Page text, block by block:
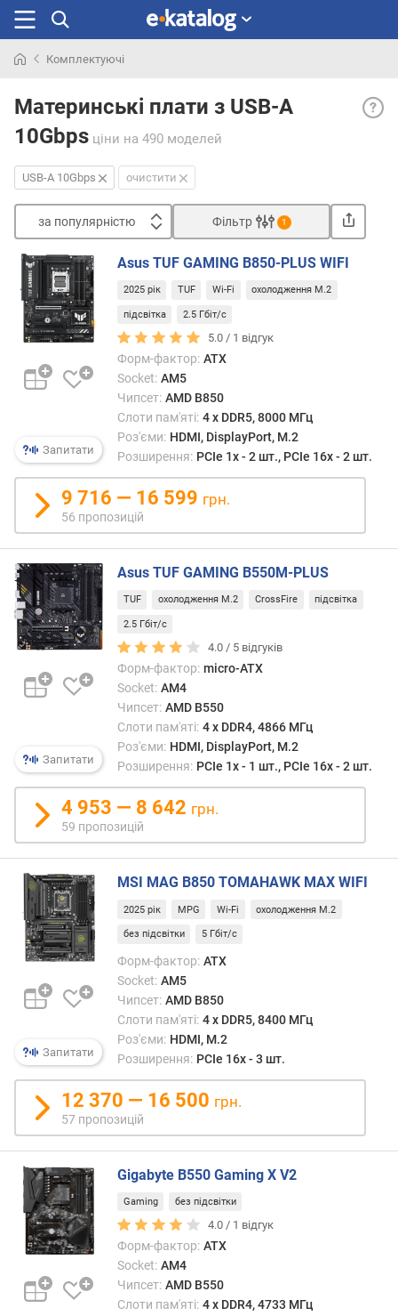
раніше
Комплектуючі
Материнські плати з USB-A
10Gbps ціни на 490 моделей
USB-
A
про
порти
типу
А
USB
і
USB-A 10Gbps очистити
за популярністю
з
а
п
о
у
л
н
і
с
т
ю
в
і
д
д
е
ш
в
о
д
р
и
х
в
і
д
д
о
г
и
х
д
о
д
е
ш
е
в
и
з
Фільтр 1
Запитати
Asus TUF GAMING B850-PLUS WIFI
2025 рік TUF Wi-Fi охолодження M.2
підсвітка 2.5 Гбіт/с
5.0 / 1 відгук
Форм-фактор: ATX
Socket: AM5
Чипсет: AMD B850
Слоти пам'яті: 4 х DDR5, 8000 МГц
Роз'єми: HDMI, DisplayPort, M.2
Розширення: PCIe 1x - 2 шт., PCIe 16x - 2 шт.
9 716 — 16 599 грн.
56 пропозицій
Запитати
Asus TUF GAMING B550M-PLUS
TUF охолодження M.2 CrossFire підсвітка
2.5 Гбіт/с
4.0 / 5 відгуків
Форм-фактор: micro-ATX
Socket: AM4
Чипсет: AMD B550
Слоти пам'яті: 4 х DDR4, 4866 МГц
Роз'єми: HDMI, DisplayPort, M.2
Розширення: PCIe 1x - 1 шт., PCIe 16x - 2 шт.
4 953 — 8 642 грн.
59 пропозицій
Запитати
MSI MAG B850 TOMAHAWK MAX WIFI
2025 рік MPG Wi-Fi охолодження M.2
без підсвітки 5 Гбіт/с
Форм-фактор: ATX
Socket: AM5
Чипсет: AMD B850
Слоти пам'яті: 4 х DDR5, 8400 МГц
Роз'єми: HDMI, M.2
Розширення: PCIe 16x - 3 шт.
12 370 — 16 500 грн.
57 пропозицій
Gigabyte B550 Gaming X V2
Gaming без підсвітки
4.0 / 1 відгук
Форм-фактор: ATX
Socket: AM4
Чипсет: AMD B550
Слоти пам'яті: 4 х DDR4, 4733 МГц